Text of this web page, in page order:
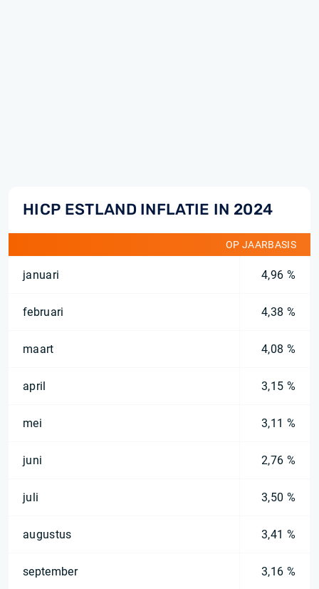
HICP ESTLAND INFLATIE IN 2024
OP JAARBASIS
januari 4,96 %
februari 4,38 %
maart 4,08 %
april 3,15 %
mei 3,11 %
juni 2,76 %
juli 3,50 %
augustus 3,41 %
september 3,16 %